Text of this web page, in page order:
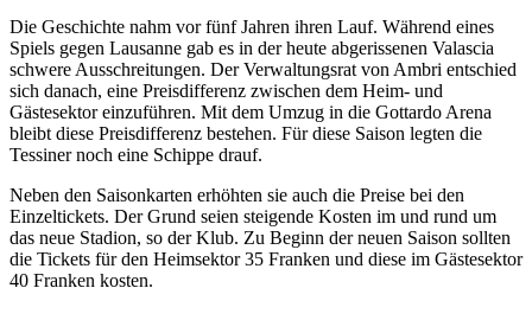
Die Geschichte nahm vor fünf Jahren ihren Lauf. Während eines
Spiels gegen Lausanne gab es in der heute abgerissenen Valascia
schwere Ausschreitungen. Der Verwaltungsrat von Ambri entschied
sich danach, eine Preisdifferenz zwischen dem Heim- und
Gästesektor einzuführen. Mit dem Umzug in die Gottardo Arena
bleibt diese Preisdifferenz bestehen. Für diese Saison legten die
Tessiner noch eine Schippe drauf.
Neben den Saisonkarten erhöhten sie auch die Preise bei den
Einzeltickets. Der Grund seien steigende Kosten im und rund um
das neue Stadion, so der Klub. Zu Beginn der neuen Saison sollten
die Tickets für den Heimsektor 35 Franken und diese im Gästesektor
40 Franken kosten.